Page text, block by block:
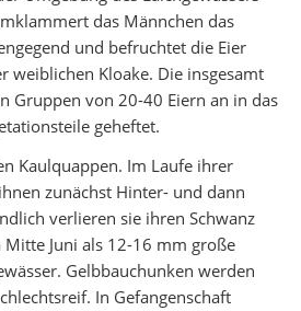
das Männchen das
und befruchtet die Eier
weiblichen Kloake. Die insgesamt
Gruppen von 20-40 Eiern an in das
geheftet.
Kaulquappen. Im Laufe ihrer
zunächst Hinter- und dann
verlieren sie ihren Schwanz
Mitte Juni als 12-16 mm große
Gelbbauchunken werden
In Gefangenschaft